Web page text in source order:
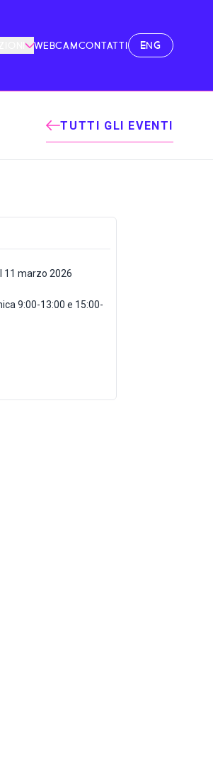
ENG
WEBCAMCONTATTI
TUTTI GLI EVENTI
11 marzo 2026
9:00-13:00 e 15:00-